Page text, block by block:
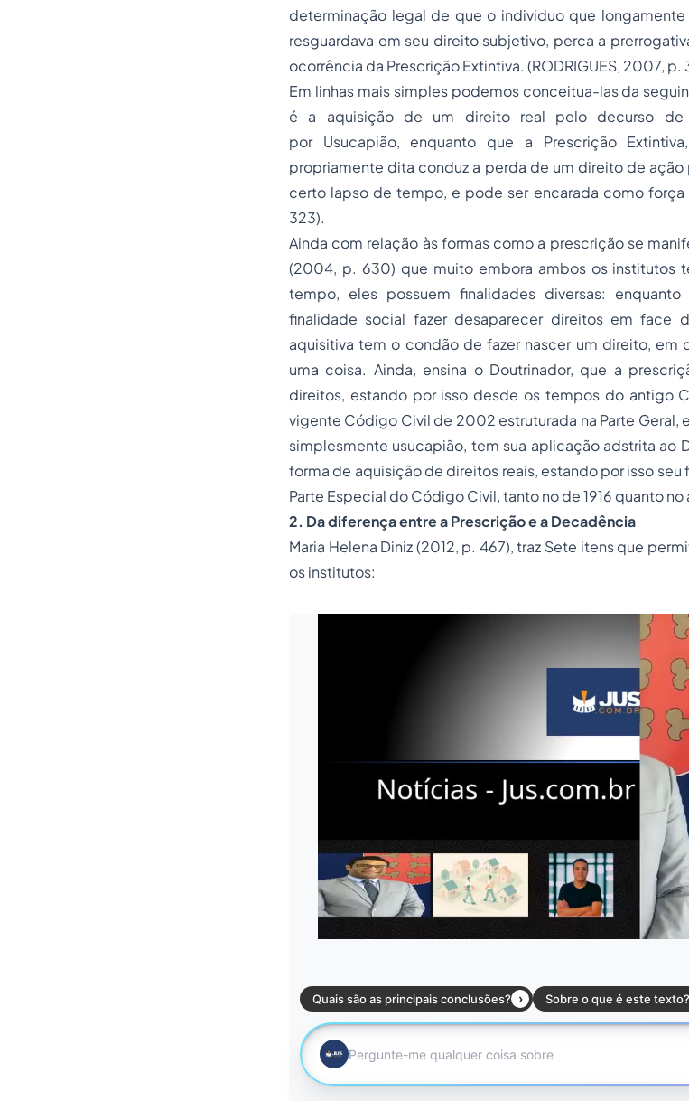
determinação legal de que o individuo que
resguardava em seu direito subjetivo, perca a
ocorrência da Prescrição Extintiva. (RODRIGUES, 2007, p.
Em linhas mais simples podemos conceitua-las da
é a aquisição de um direito real pelo decurso de
por Usucapião, enquanto que a Prescrição
propriamente dita conduz a perda de um direito de
certo lapso de tempo, e pode ser encarada como força
323).
Ainda com relação às formas como a prescrição se
(2004, p. 630) que muito embora ambos os institutos
tempo, eles possuem finalidades diversas:
finalidade social fazer desaparecer direitos em face
aquisitiva tem o condão de fazer nascer um direito, em
uma coisa. Ainda, ensina o Doutrinador, que a
direitos, estando por isso desde os tempos do antigo
vigente Código Civil de 2002 estruturada na Parte Geral,
simplesmente usucapião, tem sua aplicação adstrita ao
forma de aquisição de direitos reais, estando por isso
Parte Especial do Código Civil, tanto no de 1916 quanto
2. Da diferença entre a Prescrição e a Decadência
Maria Helena Diniz (2012, p. 467), traz Sete itens que
os institutos: